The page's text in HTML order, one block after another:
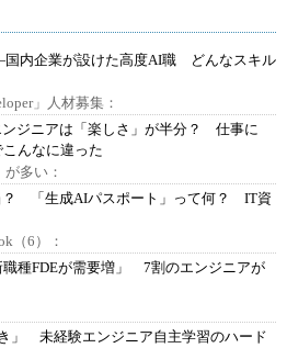
内企業が設けた高度AI職 どんなスキル
」人材募集：
ンジニアは「楽しさ」が半分？ 仕事に
こんなに違った
多い：
？ 「生成AIパスポート」って何？ IT資
（6）：
職種FDEが需要増」 7割のエンジニアが
」 未経験エンジニア自主学習のハード